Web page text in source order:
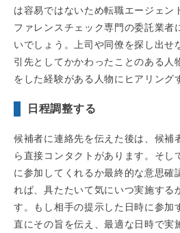
は容易ではないため転職エージェン
ファレンスチェック専門の委託業者
いでしょう。上司や同僚を探し出せ
引先としてかかわったことのある人
をした経験がある人物にヒアリング
日程調整する
候補者に連絡先を伝えた後は、候補
ら直接コンタクトがあります。そし
に参加してくれるか最終的な意思確
れば、具たたいて気にいつ実施する
す。もし相手の提示した日時に参加
直にその旨を伝え、最適な日時で実